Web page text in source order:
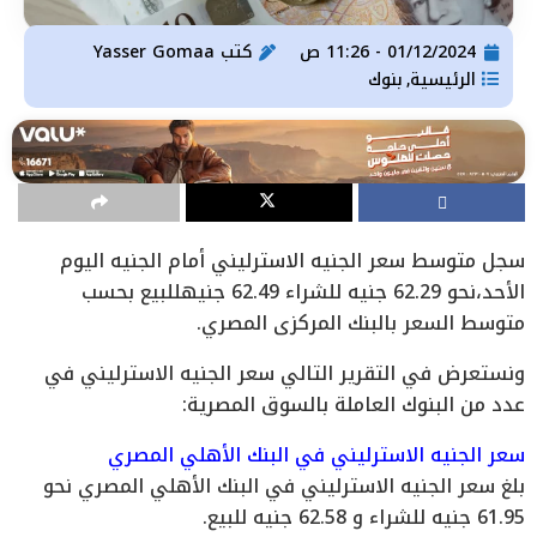
01/12/2024 - 11:26 ص كتب
الرئيسية, بنوك
سجل متوسط سعر الجنيه الاسترليني أمام الجنيه اليوم
الأحد،نحو 62.29 جنيه للشراء 62.49 جنيهللبيع بحسب
متوسط السعر بالبنك المركزى المصري.
ونستعرض في التقرير التالي سعر الجنيه الاسترليني في
عدد من البنوك العاملة بالسوق المصرية:
سعر الجنيه الاسترليني في البنك الأهلي المصري
بلغ سعر الجنيه الاسترليني في البنك الأهلي المصري نحو
61.95 جنيه للشراء و 62.58 جنيه للبيع.